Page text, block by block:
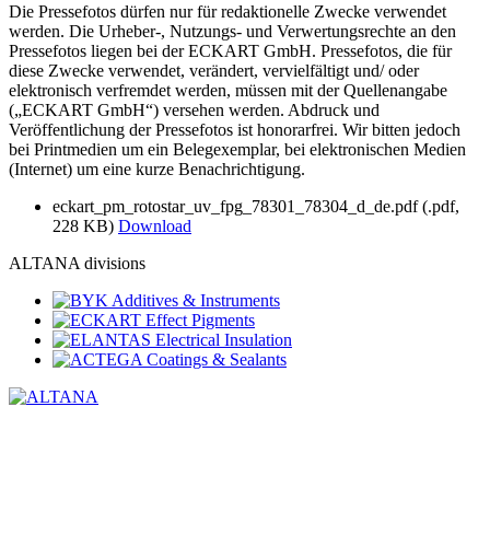
Die Pressefotos dürfen nur für redaktionelle Zwecke verwendet
werden. Die Urheber-, Nutzungs- und Verwertungsrechte an den
Pressefotos liegen bei der ECKART GmbH. Pressefotos, die für
diese Zwecke verwendet, verändert, vervielfältigt und/ oder
elektronisch verfremdet werden, müssen mit der Quellenangabe
(„ECKART GmbH“) versehen werden. Abdruck und
Veröffentlichung der Pressefotos ist honorarfrei. Wir bitten jedoch
bei Printmedien um ein Belegexemplar, bei elektronischen Medien
(Internet) um eine kurze Benachrichtigung.
eckart_pm_rotostar_uv_fpg_78301_78304_d_de.pdf(.pdf,
228 KB) Download
ALTANA divisions